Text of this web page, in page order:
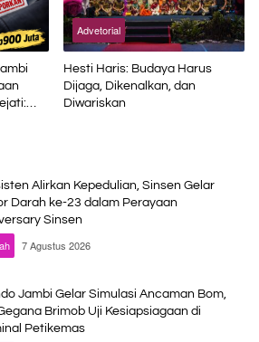
Advetorial
Hesti Haris: Budaya Harus
Dijaga, Dikenalkan, dan
Diwariskan
Alirkan Kepedulian, Sinsen Gelar
Darah ke-23 dalam Perayaan
Sinsen
7 Agustus 2026
Jambi Gelar Simulasi Ancaman Bom,
Brimob Uji Kesiapsiagaan di
Petikemas